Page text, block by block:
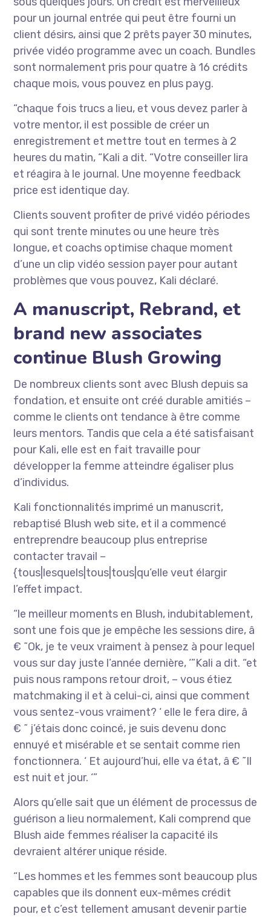
pour un journal entrée qui peut être fourni un
client désirs, ainsi que 2 prêts payer 30 minutes,
privée vidéo programme avec un coach. Bundles
sont normalement pris pour quatre à 16 crédits
chaque mois, vous pouvez en plus payg.
“chaque fois trucs a lieu, et vous devez parler à
votre mentor, il est possible de créer un
enregistrement et mettre tout en termes à 2
heures du matin, “Kali a dit. “Votre conseiller lira
et réagira à le journal. Une moyenne feedback
price est identique day.
Clients souvent profiter de privé vidéo périodes
qui sont trente minutes ou une heure très
longue, et coachs optimise chaque moment
d’une un clip vidéo session payer pour autant
problèmes que vous pouvez, Kali déclaré.
A manuscript, Rebrand, et
brand new associates
continue Blush Growing
De nombreux clients sont avec Blush depuis sa
fondation, et ensuite ont créé durable amitiés –
comme le clients ont tendance à être comme
leurs mentors. Tandis que cela a été satisfaisant
pour Kali, elle est en fait travaille pour
développer la femme atteindre égaliser plus
d’individus.
Kali fonctionnalités imprimé un manuscrit,
rebaptisé Blush web site, et il a commencé
entreprendre beaucoup plus entreprise
contacter travail –
{tous|lesquels|tous|tous|qu’elle veut élargir
l’effet impact.
“le meilleur moments en Blush, indubitablement,
sont une fois que je empêche les sessions dire, â
€ ˜Ok, je te veux vraiment à pensez à pour lequel
vous sur day juste l’année dernière, ‘”Kali a dit. “et
puis nous rampons retour droit, – vous étiez
matchmaking il et à celui-ci, ainsi que comment
vous sentez-vous vraiment? ‘ elle le fera dire, â
€ ˜ j’étais donc coincé, je suis devenu donc
ennuyé et misérable et se sentait comme rien
fonctionnera. ‘ Et aujourd’hui, elle va état, â € ˜Il
est nuit et jour. ‘”
Alors qu’elle sait que un élément de processus de
guérison a lieu normalement, Kali comprend que
Blush aide femmes réaliser la capacité ils
devraient altérer unique réside.
“Les hommes et les femmes sont beaucoup plus
capables que ils donnent eux-mêmes crédit
pour, et c’est tellement amusant devenir partie